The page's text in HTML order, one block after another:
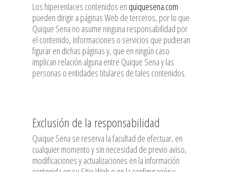
Los hiperenlaces contenidos en quiquesena.com
pueden dirigir a páginas Web de terceros, por lo que
Quique Sena no asume ninguna responsabilidad por
el contenido, informaciones o servicios que pudieran
figurar en dichas páginas y, que en ningún caso
implican relación alguna entre Quique Sena y las
personas o entidades titulares de tales contenidos.
Exclusión de la responsabilidad
Quique Sena se reserva la facultad de efectuar, en
cualquier momento y sin necesidad de previo aviso,
modificaciones y actualizaciones en la información